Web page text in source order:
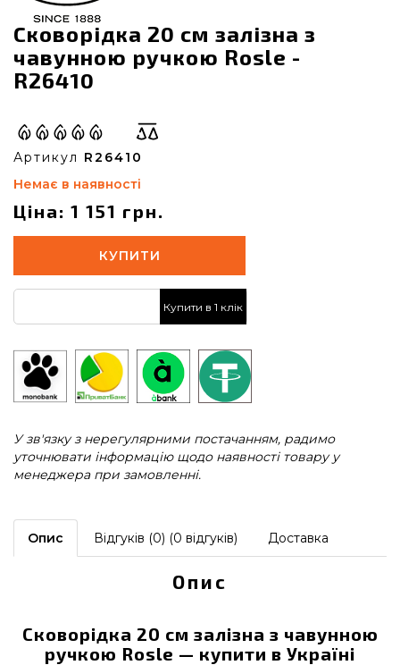
Сковорідка 20 см залізна з
чавунною ручкою Rosle -
R26410
Артикул R26410
Немає в наявності
Ціна: 1 151 грн.
КУПИТИ
Купити в 1 клік
У зв'язку з нерегулярними постачанням, радимо
уточнювати інформацію щодо наявності товару у
менеджера при замовленні.
Опис Відгуків (0) (0 відгуків) Доставка
Опис
Сковорідка 20 см залізна з чавунною
ручкою Rosle — купити в Україні